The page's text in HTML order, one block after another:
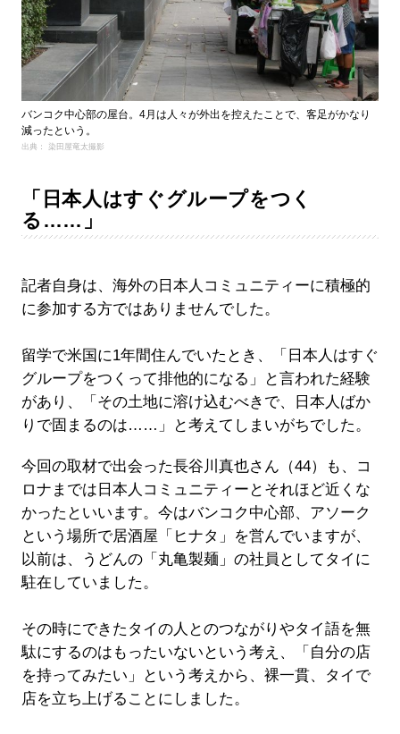
バンコク中心部の屋台。4月は人々が外出を控えたことで、客足がかなり
減ったという。
出典： 染田屋竜太撮影
「日本人はすぐグループをつく
る……」
記者自身は、海外の日本人コミュニティーに積極的
に参加する方ではありませんでした。
留学で米国に1年間住んでいたとき、「日本人はすぐ
グループをつくって排他的になる」と言われた経験
があり、「その土地に溶け込むべきで、日本人ばか
りで固まるのは……」と考えてしまいがちでした。
今回の取材で出会った長谷川真也さん（44）も、コ
ロナまでは日本人コミュニティーとそれほど近くな
かったといいます。今はバンコク中心部、アソーク
という場所で居酒屋「ヒナタ」を営んでいますが、
以前は、うどんの「丸亀製麺」の社員としてタイに
駐在していました。
その時にできたタイの人とのつながりやタイ語を無
駄にするのはもったいないという考え、「自分の店
を持ってみたい」という考えから、裸一貫、タイで
店を立ち上げることにしました。